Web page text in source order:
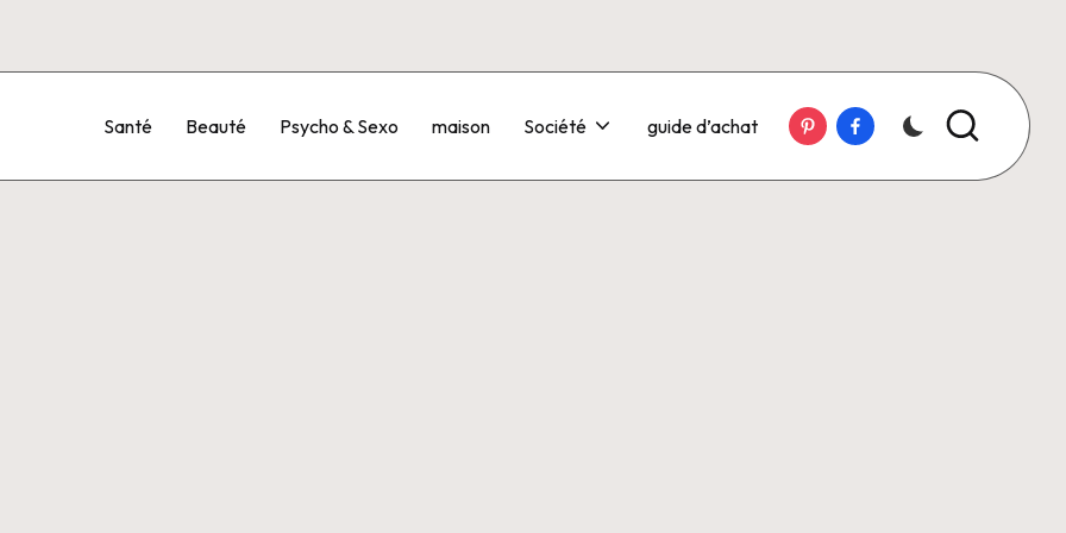
Santé Beauté Psycho & Sexo maison Société guide d’achat PinterestFacebook